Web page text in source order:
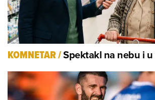
KOMNETAR/Spektakl na nebu i